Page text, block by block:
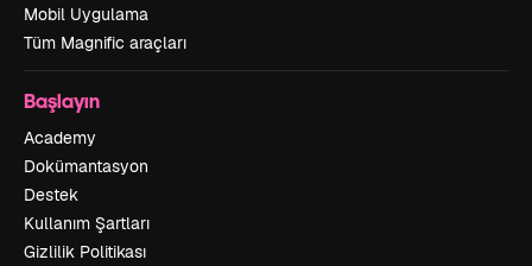
Mobil Uygulama
Tüm Magnific araçları
Başlayın
Academy
Dokümantasyon
Destek
Kullanım Şartları
Gizlilik Politikası